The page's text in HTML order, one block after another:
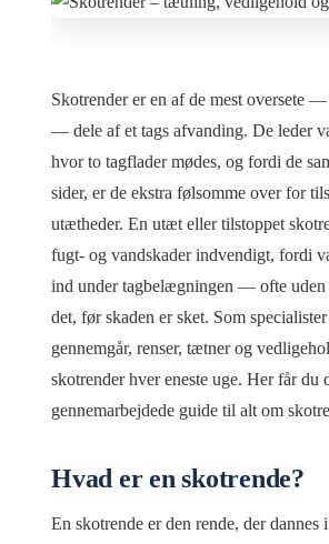
Skotrender er en af de mest oversete —
— dele af et tags afvanding. De leder
hvor to tagflader mødes, og fordi de
sider, er de ekstra følsomme over for
utætheder. En utæt eller tilstoppet
fugt- og vandskader indvendigt, fordi
ind under tagbelægningen — ofte uden
det, før skaden er sket. Som
gennemgår, renser, tætner og
skotrender hver eneste uge. Her får du
gennemarbejdede guide til alt om
Hvad er en skotrende?
En skotrende er den rende, der dannes